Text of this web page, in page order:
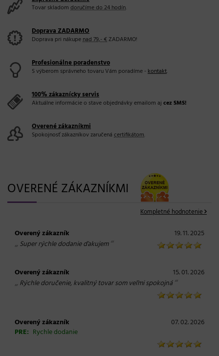
Tovar skladom doručíme do 24 hodín.
Doprava ZADARMO
Doprava pri nákupenad 79,- €ZADARMO!
Profesionálne poradenstvo
S výberom správneho tovaru Vám poradíme -kontakt.
100% zákaznícky servis
Aktuálne informácie o stave objednávky emailom aj cez SMS!
Overené zákazníkmi
Spokojnosť zákazníkov zaručená certifikátom.
OVERENÉ ZÁKAZNÍKMI
Kompletné hodnotenie
Overený zákazník 19. 11. 2025
„ Super rýchle dodanie ďakujem“
Overený zákazník 15. 01. 2026
„ Rýchle doručenie, kvalitný tovar som veľmi spokojná“
Overený zákazník
07. 02. 2026
PRE: Rychle dodanie